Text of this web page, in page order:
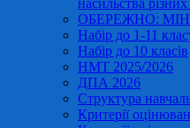
насильства
ОБЕРЕЖНО:
Набір до 1-11
Набір до 10 класів
НМТ 2025/2026
ДПА 2026
Структура
Критерії